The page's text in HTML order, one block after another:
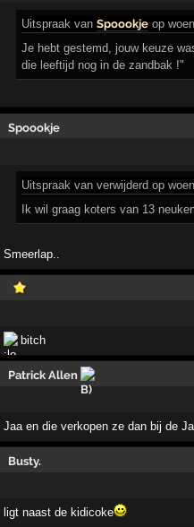
Uitspraak vanSpoookje op
Je hebt gestemd, jouw keuze
die leeftijd nog in de zandbak !"
Spoookje
Uitspraak van verwijderd op
Ik wil graag koters van 13
Smeerlap..
bitch
Patrick Allen
Jaa en die verkopen ze dan bij de
Busty.
ligt naast de kidicoke